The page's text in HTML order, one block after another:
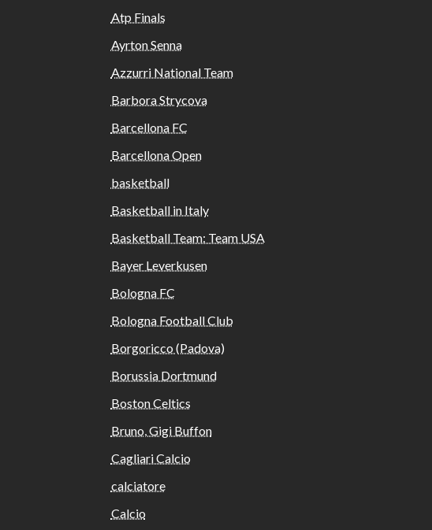
Atp Finals
Ayrton Senna
Azzurri National Team
Barbora Strycova
Barcellona FC
Barcellona Open
basketball
Basketball in Italy
Basketball Team: Team USA
Bayer Leverkusen
Bologna FC
Bologna Football Club
Borgoricco (Padova)
Borussia Dortmund
Boston Celtics
Bruno, Gigi Buffon
Cagliari Calcio
calciatore
Calcio